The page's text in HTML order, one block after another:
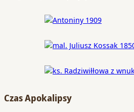
Czas Apokalipsy